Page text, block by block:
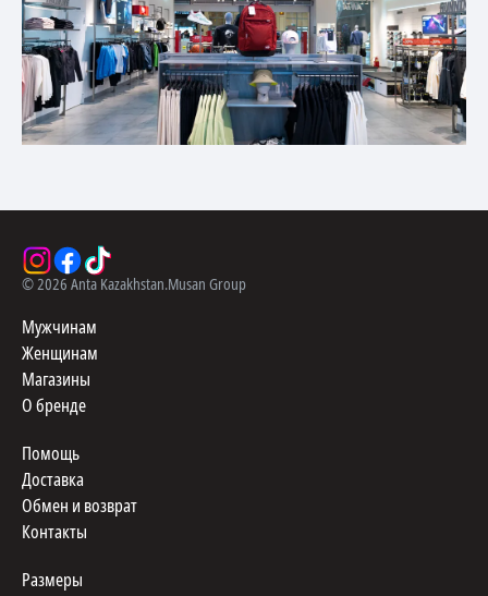
©2026 Anta Kazakhstan.Musan Group
Мужчинам
Женщинам
Магазины
О бренде
Помощь
Доставка
Обмен и возврат
Контакты
Размеры